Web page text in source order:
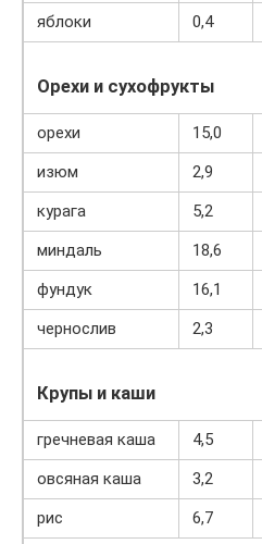
яблоки
0,4
Орехи и сухофрукты
орехи 15,0
изюм
2,9
курага
5,2
миндаль
18,6
фундук
16,1
чернослив
2,3
Крупы и каши
гречневая каша 4,5
овсяная каша
3,2
рис
6,7